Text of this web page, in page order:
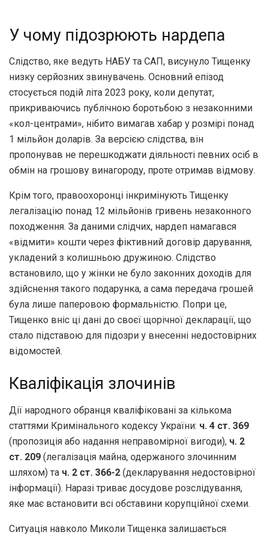
У чому підозрюють нардепа
Слідство, яке ведуть НАБУ та САП, висунуло Тищенку
низку серйозних звинувачень. Основний епізод
стосується подій літа 2023 року, коли депутат,
прикриваючись публічною боротьбою з незаконними
«кол-центрами», нібито вимагав хабар у розмірі понад
1 мільйон доларів. За версією слідства, він
пропонував не перешкоджати діяльності певних осіб в
обмін на грошову винагороду, проте отримав відмову.
Крім того, правоохоронці інкримінують Тищенку
легалізацію понад 12 мільйонів гривень незаконного
походження. За даними слідчих, нардеп намагався
«відмити» кошти через фіктивний договір дарування,
укладений з колишньою дружиною. Слідство
встановило, що у жінки не було законних доходів для
здійснення такого подарунка, а сама передача грошей
була лише паперовою формальністю. Попри це,
Тищенко вніс ці дані до своєї щорічної декларації, що
стало підставою для підозри у внесенні недостовірних
відомостей.
Кваліфікація злочинів
Дії народного обранця кваліфіковані за кількома
статтями Кримінального кодексу України: ч. 4 ст. 369
(пропозиція або надання неправомірної вигоди), ч. 2
ст. 209 (легалізація майна, одержаного злочинним
шляхом) та ч. 2 ст. 366-2 (декларування недостовірної
інформації). Наразі триває досудове розслідування,
яке має встановити всі обставини корупційної схеми.
Ситуація навколо Миколи Тищенка залишається